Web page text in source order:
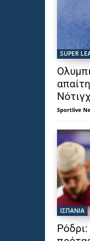
SUPER
Sportlive
ΙΣΠΑΝΙΑ
Ρόδρι: